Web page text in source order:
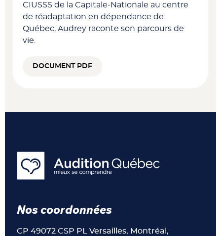
CIUSSS de la Capitale-Nationale au centre
de réadaptation en dépendance de
Québec, Audrey raconte son parcours de
vie.
DOCUMENT PDF
Nos coordonnées
CP 49072 CSP PL Versailles, Montréal,